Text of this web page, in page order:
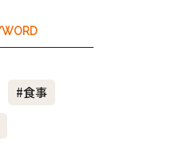
#食事